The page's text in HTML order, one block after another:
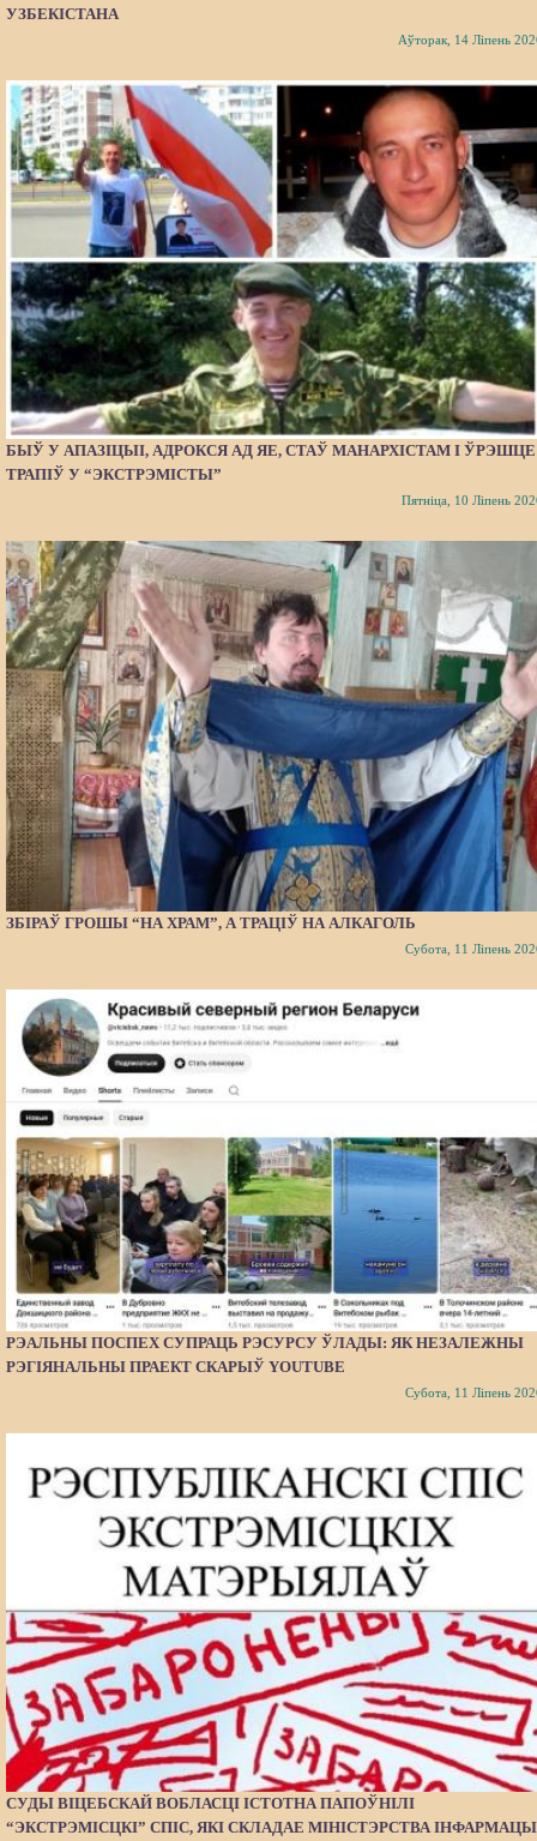
УЗБЕКІСТАНА
Аўторак, 14 Ліпень
БЫЎ У АПАЗІЦЫІ, АДРОКСЯ АД ЯЕ, СТАЎ МАНАРХІСТАМ І ЎРЭШЦЕ
ТРАПІЎ У “ЭКСТРЭМІСТЫ”
Пятніца, 10 Ліпень
ЗБІРАЎ ГРОШЫ “НА ХРАМ”, А ТРАЦІЎ НА АЛКАГОЛЬ
Субота, 11 Ліпень
РЭАЛЬНЫ ПОСПЕХ СУПРАЦЬ РЭСУРСУ ЎЛАДЫ: ЯК НЕЗАЛЕЖНЫ
РЭГІЯНАЛЬНЫ ПРАЕКТ СКАРЫЎ YOUTUBE
Субота, 11 Ліпень
СУДЫ ВІЦЕБСКАЙ ВОБЛАСЦІ ІСТОТНА ПАПОЎНІЛІ
“ЭКСТРЭМІСЦКІ” СПІС, ЯКІ СКЛАДАЕ МІНІСТЭРСТВА